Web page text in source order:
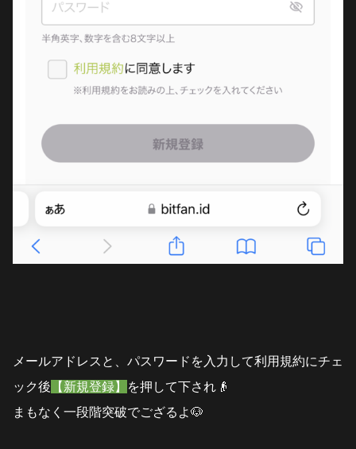
メールアドレスと、パスワードを入力して利用規約にチェ
ック後 【新規登録】
を押して下され👴
まもなく一段階突破でござるよ🐶